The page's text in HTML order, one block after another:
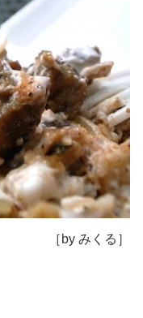
［by みくる］